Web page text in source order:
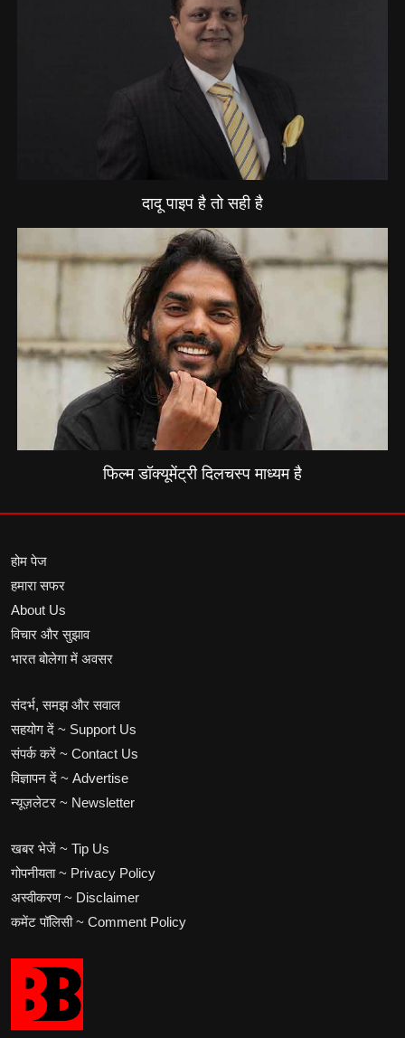
दादू पाइप है तो सही है
फिल्म डॉक्यूमेंट्री दिलचस्प माध्यम है
होम पेज
हमारा सफर
About Us
विचार और सुझाव
भारत बोलेगा में अवसर
संदर्भ, समझ और सवाल
सहयोग दें ~ Support Us
संपर्क करें ~ Contact Us
विज्ञापन दें ~ Advertise
न्यूज़लेटर ~ Newsletter
खबर भेजें ~ Tip Us
गोपनीयता ~ Privacy Policy
अस्वीकरण ~ Disclaimer
कमेंट पॉलिसी ~ Comment Policy